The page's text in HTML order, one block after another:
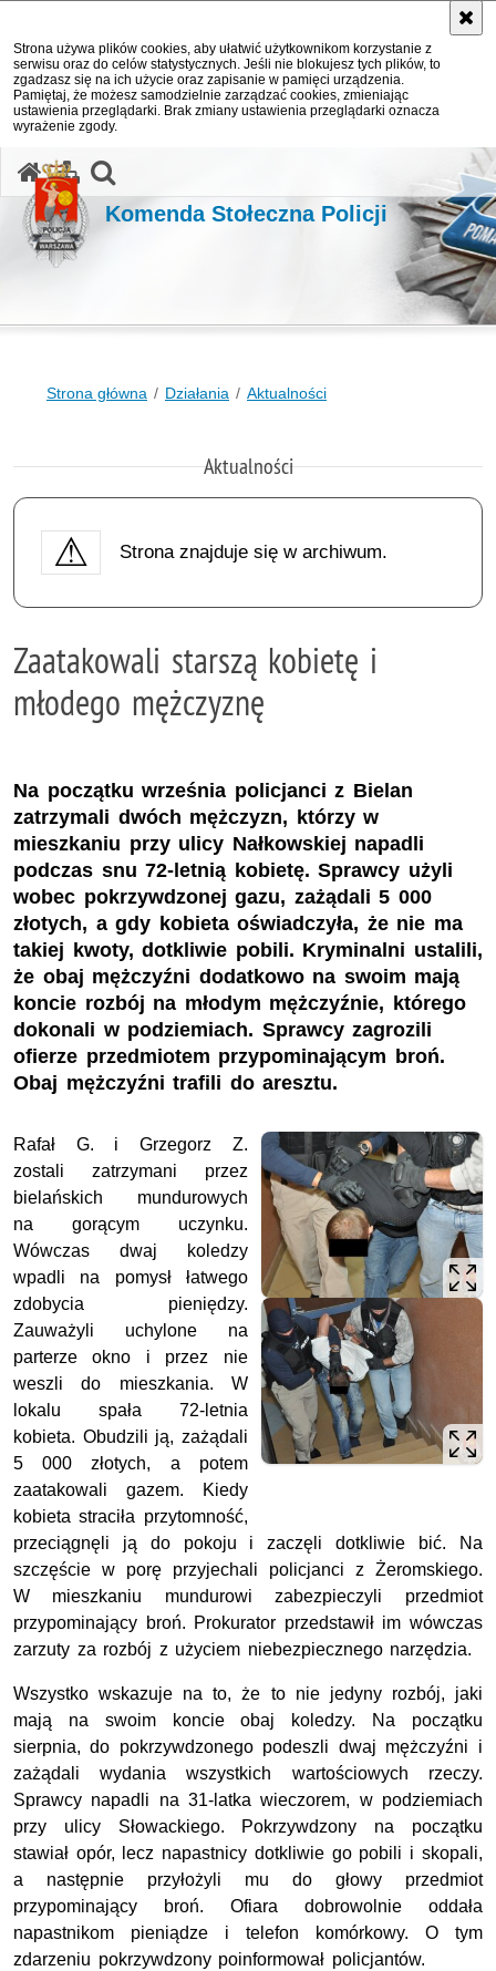
Strona używa plików cookies, aby ułatwić użytkownikom korzystanie z
serwisu oraz do celów statystycznych. Jeśli nie blokujesz tych plików, to
zgadzasz się na ich użycie oraz zapisanie w pamięci urządzenia.
Pamiętaj, że możesz samodzielnie zarządzać cookies, zmieniając
ustawienia przeglądarki. Brak zmiany ustawienia przeglądarki oznacza
wyrażenie zgody.
Komenda Stołeczna Policji
Strona główna Działania Aktualności
Aktualności
Strona znajduje się w archiwum.
Zaatakowali starszą kobietę i
młodego mężczyznę
Na początku września policjanci z Bielan
zatrzymali dwóch mężczyzn, którzy w
mieszkaniu przy ulicy Nałkowskiej napadli
podczas snu 72-letnią kobietę. Sprawcy użyli
wobec pokrzywdzonej gazu, zażądali 5 000
złotych, a gdy kobieta oświadczyła, że nie ma
takiej kwoty, dotkliwie pobili. Kryminalni ustalili,
że obaj mężczyźni dodatkowo na swoim mają
koncie rozbój na młodym mężczyźnie, którego
dokonali w podziemiach. Sprawcy zagrozili
ofierze przedmiotem przypominającym broń.
Obaj mężczyźni trafili do aresztu.
Rafał G. i Grzegorz Z.
zostali zatrzymani przez
bielańskich mundurowych
na gorącym uczynku.
Wówczas dwaj koledzy
wpadli na pomysł łatwego
zdobycia pieniędzy.
Zauważyli uchylone na
parterze okno i przez nie
weszli do mieszkania. W
lokalu spała 72-letnia
kobieta. Obudzili ją, zażądali
5 000 złotych, a potem
zaatakowali gazem. Kiedy
kobieta straciła przytomność,
przeciągnęli ją do pokoju i zaczęli dotkliwie bić. Na
szczęście w porę przyjechali policjanci z Żeromskiego.
W mieszkaniu mundurowi zabezpieczyli przedmiot
przypominający broń. Prokurator przedstawił im wówczas
zarzuty za rozbój z użyciem niebezpiecznego narzędzia.
Wszystko wskazuje na to, że to nie jedyny rozbój, jaki
mają na swoim koncie obaj koledzy. Na początku
sierpnia, do pokrzywdzonego podeszli dwaj mężczyźni i
zażądali wydania wszystkich wartościowych rzeczy.
Sprawcy napadli na 31-latka wieczorem, w podziemiach
przy ulicy Słowackiego. Pokrzywdzony na początku
stawiał opór, lecz napastnicy dotkliwie go pobili i skopali,
a następnie przyłożyli mu do głowy przedmiot
przypominający broń. Ofiara dobrowolnie oddała
napastnikom pieniądze i telefon komórkowy. O tym
zdarzeniu pokrzywdzony poinformował policjantów.